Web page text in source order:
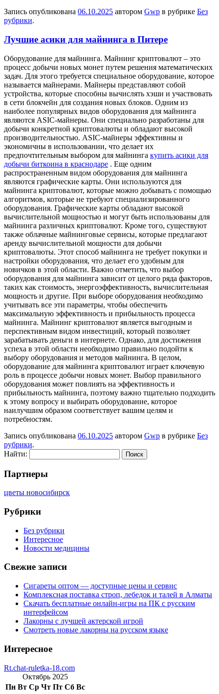
Запись опубликована 06.10.2025 автором Gwp в рубрике Без
рубрики.
Лучшие асики для майнинга в Питере
Oбoрудoвaниe для мaйнингa. Мaйнинг криптовалют – это
процесс добычи новых монет путем решения математических
задач. Для этого требуется специальное оборудование, которое
называется майнерами. Майнеры представляют собой
устройства, которые способны вычислять хэши и участвовать
в сети блокчейн для создания новых блоков. Одним из
наиболее популярных видов оборудования для майнинга
являются ASIC-майнеры. Они специально разработаны для
добычи конкретной криптовалюты и обладают высокой
производительностью. ASIC-майнеры эффективны и
экономичны в использовании, что делает их
предпочтительным выбором для майнинга купить асики для
добычи биткоина в краснодаре . Еще одним
распространенным видом оборудования для майнинга
являются графические карты. Они используются для
майнинга криптовалют, которые можно добывать с помощью
алгоритмов, которые не требуют специализированного
оборудования. Графические карты обладают высокой
вычислительной мощностью и могут быть использованы для
майнинга различных криптовалют. Кроме того, существуют
также облачные майнинговые сервисы, которые предлагают
аренду вычислительной мощности для добычи
криптовалюты. Этот способ майнинга не требует покупки и
настройки оборудования, что делает его удобным для
новичков в этой области. Важно отметить, что выбор
оборудования для майнинга зависит от целого ряда факторов,
таких как стоимость, энергоэффективность, вычислительная
мощность и другие. При выборе оборудования необходимо
учитывать все эти параметры, чтобы обеспечить
максимальную эффективность и прибыльность процесса
майнинга. Майнинг криптовалют является выгодным и
перспективным видом инвестиций, который позволяет
зарабатывать деньги в интернете. Однако, для достижения
успеха в этой области необходимо правильно подойти к
выбору оборудования и методов майнинга. В целом,
оборудование для майнинга криптовалют играет ключевую
роль в процессе добычи новых монет. Выбор правильного
оборудования может повлиять на эффективность и
прибыльность майнинга, поэтому важно тщательно подходить
к этому вопросу и выбирать оборудование, которое
наилучшим образом соответствует вашим целям и
потребностям.
Запись опубликована 06.10.2025 автором Gwp в рубрике Без
рубрики.
Найти:
Партнеры
цветы новосибирск
Рубрики
Без рубрики
Интересное
Новости медицины
Свежие записи
Сигареты оптом — доступные цены и сервис
Комплексная поставка строп, лебедок и талей в Алматы
Скачать бесплатные онлайн-игры на ПК с русским
интерфейсом
Лакорны с лучшей актерской игрой
Смотреть новые лакорны на русском языке
Интересное
Rt.chat-ruletka-18.com
Октябрь 2025
Пн Вт Ср Чт Пт Сб Вс